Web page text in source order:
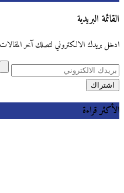
القائمة البريدية
ادخل بريدك الالكتروني لتصلك آخر المقالات
الأكثر قراءة